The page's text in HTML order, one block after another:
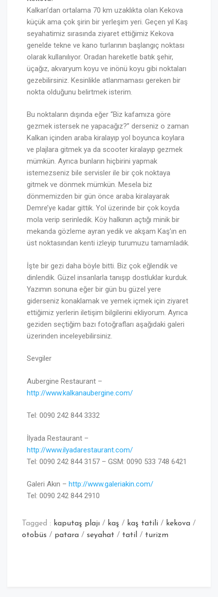
Kalkan’dan ortalama 70 km uzaklıkta olan Kekova
küçük ama çok şirin bir yerleşim yeri. Geçen yıl Kaş
seyahatimiz sırasında ziyaret ettiğimiz Kekova
genelde tekne ve kano turlarının başlangıç noktası
olarak kullanılıyor. Oradan hareketle batık şehir,
üçağız, akvaryum koyu ve inönü koyu gibi noktaları
gezebilirsiniz. Kesinlikle atlanmaması gereken bir
nokta olduğunu belirtmek isterim.
Bu noktaların dışında eğer “Biz kafamıza göre
gezmek istersek ne yapacağız?” derseniz o zaman
Kalkan içinden araba kiralayıp yol boyunca koylara
ve plajlara gitmek ya da scooter kiralayıp gezmek
mümkün. Ayrıca bunların hiçbirini yapmak
istemezseniz bile servisler ile bir çok noktaya
gitmek ve dönmek mümkün. Mesela biz
dönmemizden bir gün önce araba kiralayarak
Demre’ye kadar gittik. Yol üzerinde bir çok koyda
mola verip serinledik. Köy halkının açtığı minik bir
mekanda gözleme ayran yedik ve akşam Kaş’ın en
üst noktasından kenti izleyip turumuzu tamamladık.
İşte bir gezi daha böyle bitti. Biz çok eğlendik ve
dinlendik. Güzel insanlarla tanışıp dostluklar kurduk.
Yazımın sonuna eğer bir gün bu güzel yere
giderseniz konaklamak ve yemek içmek için ziyaret
ettiğimiz yerlerin iletişim bilgilerini ekliyorum. Ayrıca
geziden seçtiğim bazı fotoğrafları aşağıdaki galeri
üzerinden inceleyebilirsiniz.
Sevgiler
Aubergine Restaurant –
http://www.kalkanaubergine.com/
Tel: 0090 242 844 3332
İlyada Restaurant –
http://www.ilyadarestaurant.com/
Tel: 0090 242 844 3157 – GSM: 0090 533 748 6421
Galeri Akın – http://www.galeriakin.com/
Tel: 0090 242 844 2910
Tagged : kaputaş plajı / kaş / kaş tatili / kekova /
otobüs / patara / seyahat / tatil / turizm